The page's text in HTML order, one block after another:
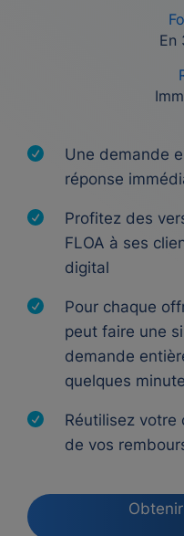
En
Une demande
réponse
Profitez des
FLOA à ses
digital
Pour chaque
peut faire une
demande
quelques
Réutilisez votre
de vos